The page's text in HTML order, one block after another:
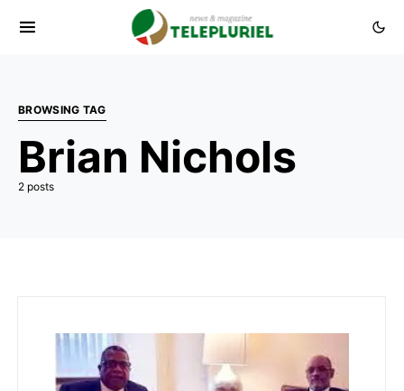
BROWSING TAG
Brian Nichols
2 posts